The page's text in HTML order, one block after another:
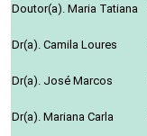
Doutor(a). Maria Tatiana
Dr(a). Camila Loures
Dr(a). José Marcos
Dr(a). Mariana Carla